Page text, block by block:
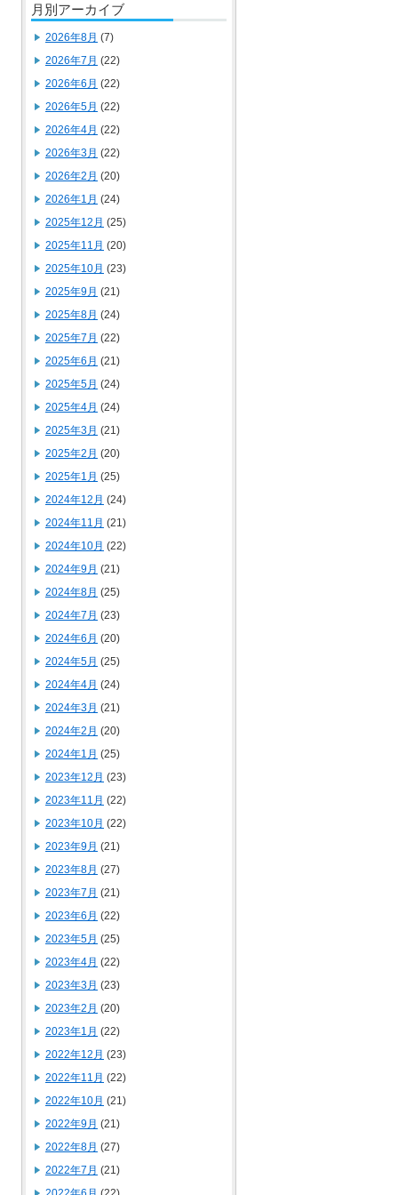
月別アーカイブ
2026年8月 (7)
2026年7月 (22)
2026年6月 (22)
2026年5月 (22)
2026年4月 (22)
2026年3月 (22)
2026年2月 (20)
2026年1月 (24)
2025年12月 (25)
2025年11月 (20)
2025年10月 (23)
2025年9月 (21)
2025年8月 (24)
2025年7月 (22)
2025年6月 (21)
2025年5月 (24)
2025年4月 (24)
2025年3月 (21)
2025年2月 (20)
2025年1月 (25)
2024年12月 (24)
2024年11月 (21)
2024年10月 (22)
2024年9月 (21)
2024年8月 (25)
2024年7月 (23)
2024年6月 (20)
2024年5月 (25)
2024年4月 (24)
2024年3月 (21)
2024年2月 (20)
2024年1月 (25)
2023年12月 (23)
2023年11月 (22)
2023年10月 (22)
2023年9月 (21)
2023年8月 (27)
2023年7月 (21)
2023年6月 (22)
2023年5月 (25)
2023年4月 (22)
2023年3月 (23)
2023年2月 (20)
2023年1月 (22)
2022年12月 (23)
2022年11月 (22)
2022年10月 (21)
2022年9月 (21)
2022年8月 (27)
2022年7月 (21)